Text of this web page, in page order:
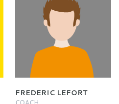
FREDERIC LEFORT